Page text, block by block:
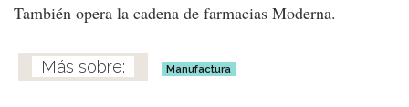
También opera la cadena de farmacias Moderna.
Manufactura